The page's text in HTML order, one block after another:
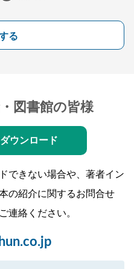
る
図書館の皆様
ウンロード
できない場合や、著者イン
の紹介に関するお問合せ
連絡ください。